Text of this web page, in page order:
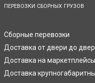
ПЕРЕВОЗКИ СБОРНЫХ ГРУЗОВ
Сборные перевозки
Доставка от двери до
Доставка на маркетплейсы
Доставка